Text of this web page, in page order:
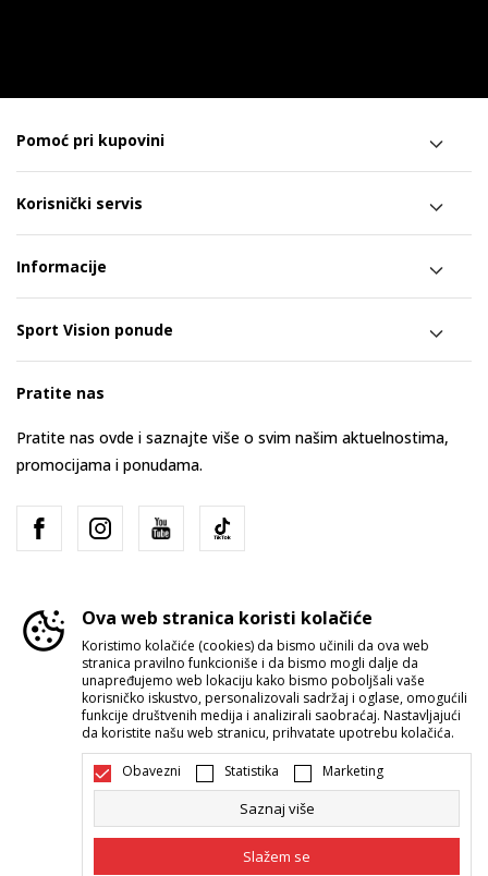
Pomoć pri kupovini
Korisnički servis
Informacije
Sport Vision ponude
Pratite nas
Pratite nas ovde i saznajte više o svim našim aktuelnostima,
promocijama i ponudama.
Srbija Promenite
Nastojimo da budemo što precizniji u opisu proizvoda, prikazu slika i
bez grešaka. Svi artikli prikazani na sajtu su deo naše ponude i ne
Ova web stranica koristi kolačiće
Koristimo kolačiće (cookies) da bismo učinili da ova web
stranica pravilno funkcioniše i da bismo mogli dalje da
unapređujemo web lokaciju kako bismo poboljšali vaše
korisničko iskustvo, personalizovali sadržaj i oglase, omogućili
funkcije društvenih medija i analizirali saobraćaj. Nastavljajući
da koristite našu web stranicu, prihvatate upotrebu kolačića.
Obavezni Statistika Marketing
Saznaj više
Slažem se